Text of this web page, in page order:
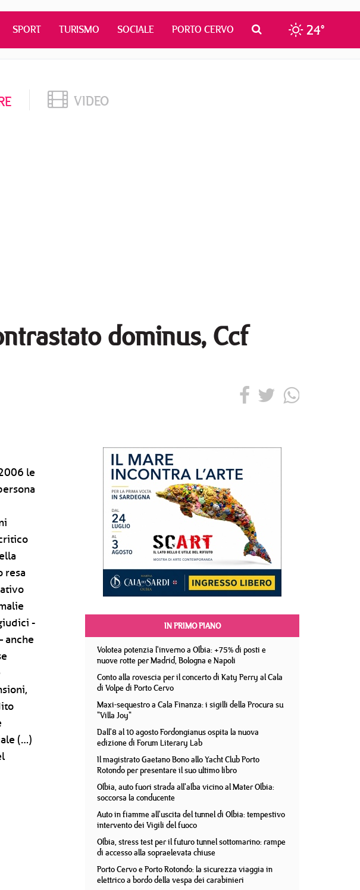
SPORT TURISMO SOCIALE PORTO CERVO 24°
VIDEO
dominus, Ccf
le
resa
-
anche
(…)
IN PRIMO PIANO
Volotea potenzia l'inverno a Olbia: +75% di posti e
nuove rotte per Madrid, Bologna e Napoli
Conto alla rovescia per il concerto di Katy Perry al Cala
di Volpe di Porto Cervo
Maxi-sequestro a Cala Finanza: i sigilli della Procura su
"Villa Joy"
Dall'8 al 10 agosto Fordongianus ospita la nuova
edizione di Forum Literary Lab
Il magistrato Gaetano Bono allo Yacht Club Porto
Rotondo per presentare il suo ultimo libro
Olbia, auto fuori strada all'alba vicino al Mater Olbia:
soccorsa la conducente
Auto in fiamme all'uscita del tunnel di Olbia: tempestivo
intervento dei Vigili del fuoco
Olbia, stress test per il futuro tunnel sottomarino: rampe
di accesso alla sopraelevata chiuse
Porto Cervo e Porto Rotondo: la sicurezza viaggia in
elettrico a bordo della vespa dei carabinieri